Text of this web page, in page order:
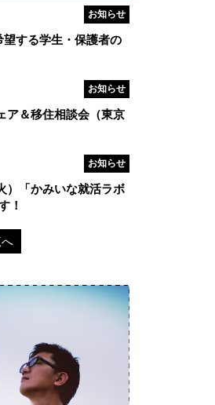
お知らせ
する学生・保護者の
お知らせ
ア＆移住相談会（東京
お知らせ
）「かみいな就活ラボ
！